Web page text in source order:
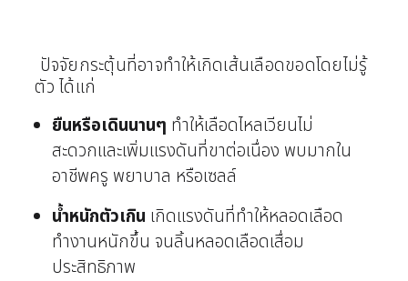
ปัจจัยกระตุ้นที่อาจทำให้เกิดเส้นเลือดขอดโดยไม่รู้
ตัว ได้แก่
ยืนหรือเดินนานๆ ทำให้เลือดไหลเวียนไม่
สะดวกและเพิ่มแรงดันที่ขาต่อเนื่อง พบมากใน
อาชีพครู พยาบาล หรือเซลล์
น้ำหนักตัวเกิน เกิดแรงดันที่ทำให้หลอดเลือด
ทำงานหนักขึ้น จนลิ้นหลอดเลือดเสื่อม
ประสิทธิภาพ